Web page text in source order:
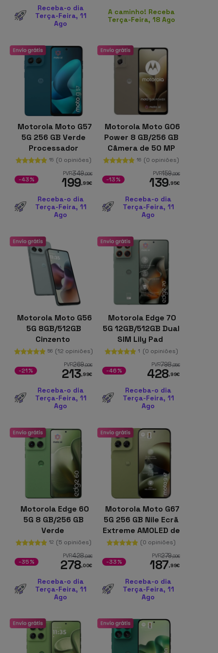
Receba-o dia
Terça-Feira, 11
Ago
A caminho! Receba
Terça-Feira, 18 Ago
Motorola Moto G57
5G 256 GB Verde
Processador
Snapdragon 8 GB
de RAM Câmara
com OIS
15 (0 opiniões)
PVR349,99€
199,99€
-43%
Receba-o dia
Terça-Feira, 11
Ago
Motorola Moto G06
Power 8 GB/256 GB
Câmera de 50 MP
Laurel Oak
16 (0 opiniões)
PVR159,99€
139,95€
-13%
Receba-o dia
Terça-Feira, 11
Ago
Motorola Moto G56
5G 8GB/512GB
Cinzento
56 (12 opiniões)
PVR269,99€
213,99€
-21%
Receba-o dia
Terça-Feira, 11
Ago
Motorola Edge 70
5G 12GB/512GB Dual
SIM Lily Pad
1 (0 opiniões)
PVR798,95€
428,99€
-46%
Receba-o dia
Terça-Feira, 11
Ago
Motorola Edge 60
5G 8 GB/256 GB
Verde
12 (5 opiniões)
PVR428,94€
278,00€
-35%
Receba-o dia
Terça-Feira, 11
Ago
Motorola Moto G67
5G 256 GB Nile Ecrã
Extreme AMOLED de
6,78" 4 GB de RAM
Câmara dupla de 50
(0 opiniões)
PVR279,00€
187,99€
-33%
Receba-o dia
Terça-Feira, 11
Ago